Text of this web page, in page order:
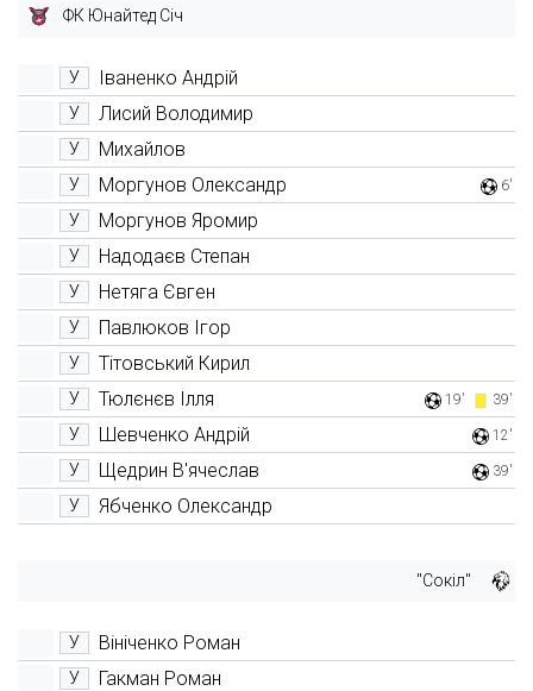
ФК Юнайтед Січ
У Іваненко Андрій
У Лисий Володимир
У Михайлов
У Моргунов Олександр 6'
У Моргунов Яромир
У Надодаєв Степан
У Нетяга Євген
У Павлюков Ігор
У Тітовський Кирил
У Тюлєнєв Ілля 19' 39'
У Шевченко Андрій 12'
У Щедрин В'ячеслав 39'
У Ябченко Олександр
"Сокіл"
У Вініченко Роман
У
Гакман Роман